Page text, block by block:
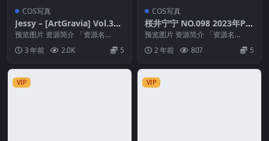
COS写真
Jessy – [ArtGravia] Vol.319
[86P-121MB]
预览图片 资源简介 「资源名
称」：Jessy – [ArtGravia] Vol...
3 年前 2.0K 5
COS写真
桜井宁宁 NO.098 2023年Par
tme 02月会员订阅 [33P-171
M]
预览图片 资源简介 「资源名
称」：桜井宁宁 NO.098 2023年P
artme...
2 年前 807 5
VIP VIP